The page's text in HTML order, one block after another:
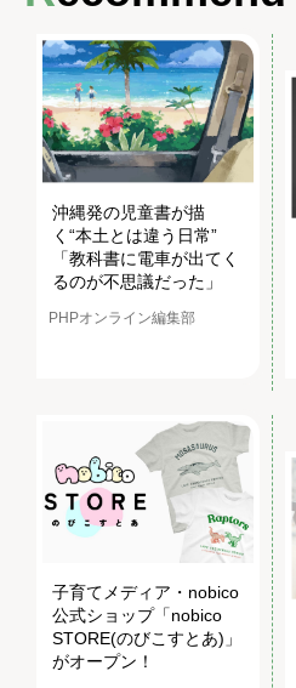
沖縄発の児童書が描
く“本土とは違う日常”
「教科書に電車が出てく
るのが不思議だった」
PHPオンライン編集部
子育てメディア・nobico
公式ショップ「nobico
STORE(のびこすとあ)」
がオープン！